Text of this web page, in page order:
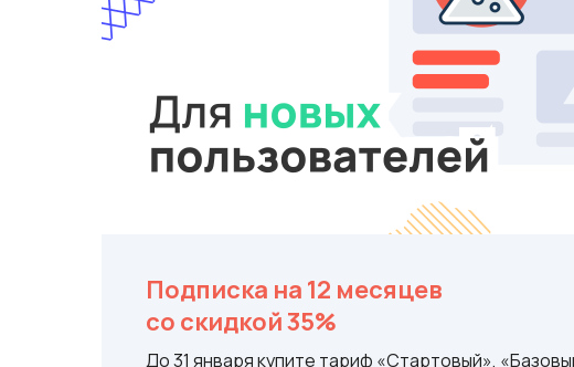
Подписка на 12 месяцев
со скидкой 35%
До 31 января купите тариф «Стартовый»,